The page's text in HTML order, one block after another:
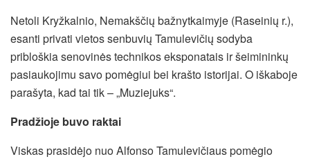
Netoli Kryžkalnio, Nemakščių bažnytkaimyje (Raseinių r.),
esanti privati vietos senbuvių Tamulevičių sodyba
pribloškia senovinės technikos eksponatais ir šeimininkų
pasiaukojimu savo pomėgiui bei krašto istorijai. O iškaboje
parašyta, kad tai tik – „Muziejuks“.
Pradžioje buvo raktai
Viskas prasidėjo nuo Alfonso Tamulevičiaus pomėgio